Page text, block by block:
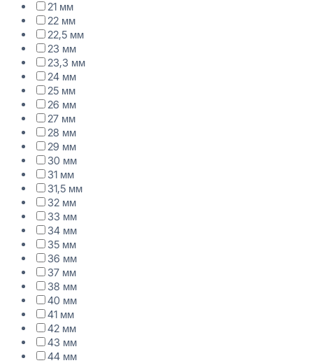
21 мм
22 мм
22,5 мм
23 мм
23,3 мм
24 мм
25 мм
26 мм
27 мм
28 мм
29 мм
30 мм
31 мм
31,5 мм
32 мм
33 мм
34 мм
35 мм
36 мм
37 мм
38 мм
40 мм
41 мм
42 мм
43 мм
44 мм